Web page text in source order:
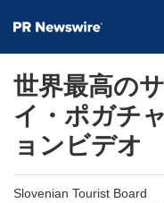
世界最高の
イ・ポガチ
ョンビデオ
Slovenian Tourist Board